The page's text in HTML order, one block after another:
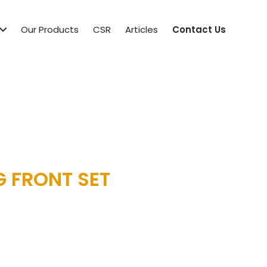
Our Products CSR Articles Contact Us
FRONT SET